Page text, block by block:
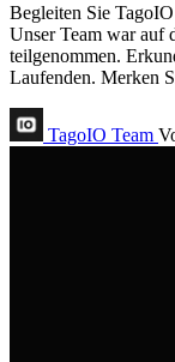
Begleiten Sie
Unser Team war auf
teilgenommen.
Laufenden. Merken
TagoIO Team